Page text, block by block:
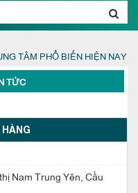
TÂM PHỔ BIẾN HIỆN NAY
TỨC
Nam Trung Yên, Cầu